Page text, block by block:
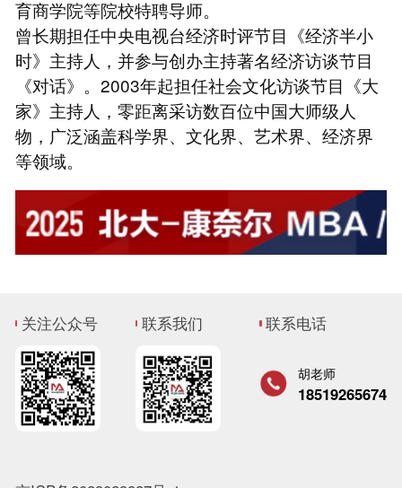
育商学院等院校特聘导师。
曾长期担任中央电视台经济时评节目《经济半小
时》主持人，并参与创办主持著名经济访谈节目
《对话》。2003年起担任社会文化访谈节目《大
家》主持人，零距离采访数百位中国大师级人
物，广泛涵盖科学界、文化界、艺术界、经济界
等领域。
关注公众号 联系我们 联系电话
胡老师
18519265674